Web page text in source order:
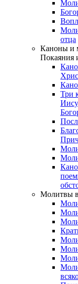
отца
Каноны и
Покаяния
Три
Молитвы